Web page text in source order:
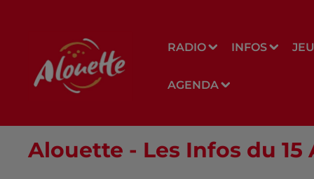
RADIO INFOS
AGENDA
Alouette - Les Infos du 15